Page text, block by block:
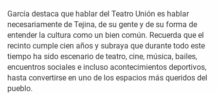
García destaca que hablar del Teatro Unión es hablar
necesariamente de Tejina, de su gente y de su forma de
entender la cultura como un bien común. Recuerda que el
recinto cumple cien años y subraya que durante todo este
tiempo ha sido escenario de teatro, cine, música, bailes,
encuentros sociales e incluso acontecimientos deportivos,
hasta convertirse en uno de los espacios más queridos del
pueblo.